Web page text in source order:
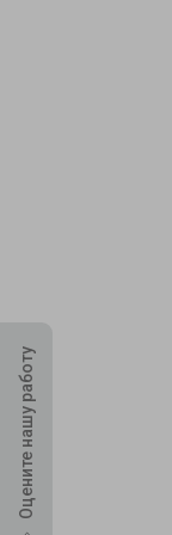
Оцените нашу работу